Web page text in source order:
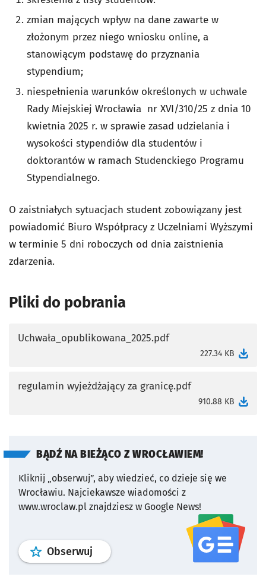
zmian mających wpływ na dane zawarte w
złożonym przez niego wniosku online, a
stanowiącym podstawę do przyznania
stypendium;
niespełnienia warunków określonych w uchwale
Rady Miejskiej Wrocławia nr XVI/310/25 z dnia 10
kwietnia 2025 r. w sprawie zasad udzielania i
wysokości stypendiów dla studentów i
doktorantów w ramach Studenckiego Programu
Stypendialnego.
O zaistniałych sytuacjach student zobowiązany jest
powiadomić Biuro Współpracy z Uczelniami Wyższymi
w terminie 5 dni roboczych od dnia zaistnienia
zdarzenia.
Pliki do pobrania
Uchwała_opublikowana_2025.pdf
227.34 KB
regulamin wyjeżdżający za granicę.pdf
910.88 KB
BĄDŹ NA BIEŻĄCO Z WROCŁAWIEM!
Kliknij „obserwuj”, aby wiedzieć, co dzieje się we
Wrocławiu. Najciekawsze wiadomości z
www.wroclaw.pl znajdziesz w Google News!
Obserwuj profil serwisu